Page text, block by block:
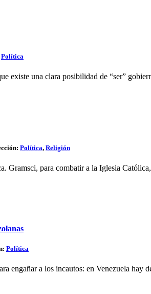
Política
existe una clara posibilidad de “ser”
Política, Religión
Gramsci, para combatir a la Iglesia
Política
engañar a los incautos: en Venezuela